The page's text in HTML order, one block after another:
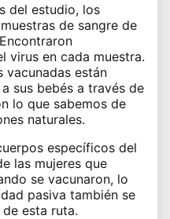
del estudio, los
de sangre de
virus en cada muestra.
vacunadas están
sus bebés a través de
lo que sabemos de
naturales.
específicos del
las mujeres que
se vacunaron, lo
pasiva también se
esta ruta.